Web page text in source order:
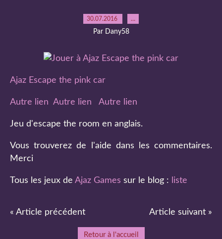
30.07.2016 …
Par Dany58
Ajaz Escape the pink car
Autre lien Autre lien Autre lien
Jeu d'escape the room en anglais.
Vous trouverez de l'aide dans les commentaires.
Merci
Tous les jeux de Ajaz Games sur le blog : liste
« Article précédent Article suivant »
Retour à l'accueil